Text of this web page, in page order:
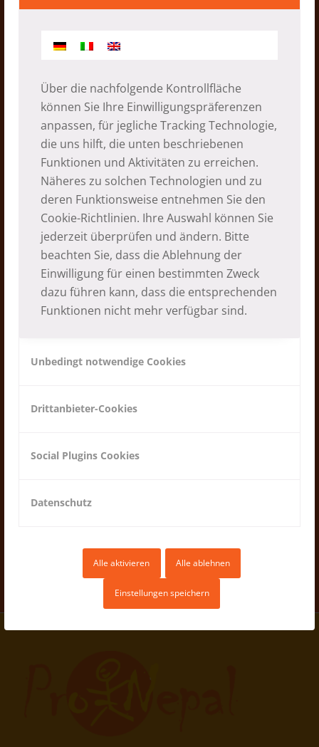
Über die nachfolgende Kontrollfläche
können Sie Ihre Einwilligungspräferenzen
anpassen, für jegliche Tracking Technologie,
die uns hilft, die unten beschriebenen
Funktionen und Aktivitäten zu erreichen.
Näheres zu solchen Technologien und zu
deren Funktionsweise entnehmen Sie den
Cookie-Richtlinien. Ihre Auswahl können Sie
jederzeit überprüfen und ändern. Bitte
beachten Sie, dass die Ablehnung der
Einwilligung für einen bestimmten Zweck
dazu führen kann, dass die entsprechenden
Funktionen nicht mehr verfügbar sind.
Unbedingt notwendige Cookies
Drittanbieter-Cookies
Social Plugins Cookies
Datenschutz
Alle aktivieren Alle ablehnen
Einstellungen speichern
Besuch Tipchok
12.04.2018
Ziegenprojekt 2018
MEHR LADEN